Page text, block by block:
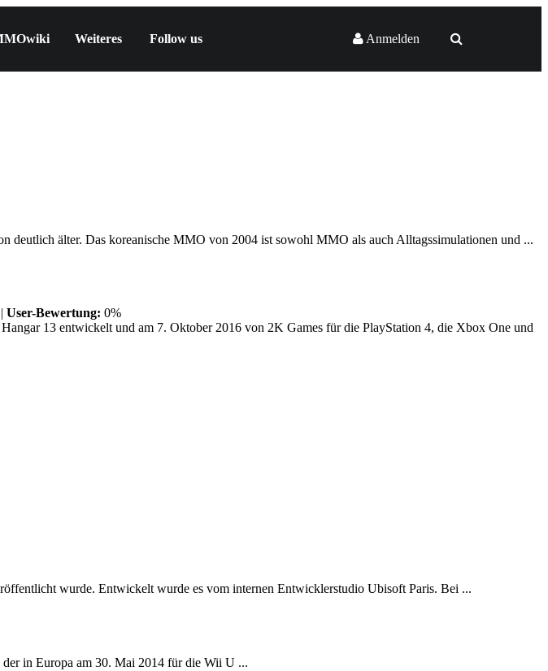
Weiteres Follow us Anmelden
deutlich älter. Das koreanische MMO von 2004 ist sowohl MMO als auch Alltagssimulationen und ...
| User-Bewertung: 0%
13 entwickelt und am 7. Oktober 2016 von 2K Games für die PlayStation 4, die Xbox One und
wurde. Entwickelt wurde es vom internen Entwicklerstudio Ubisoft Paris. Bei ...
in Europa am 30. Mai 2014 für die Wii U ...